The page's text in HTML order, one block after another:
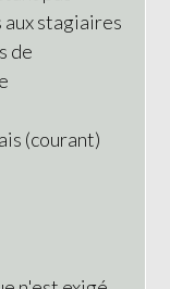
aux stagiaires
de
(courant)